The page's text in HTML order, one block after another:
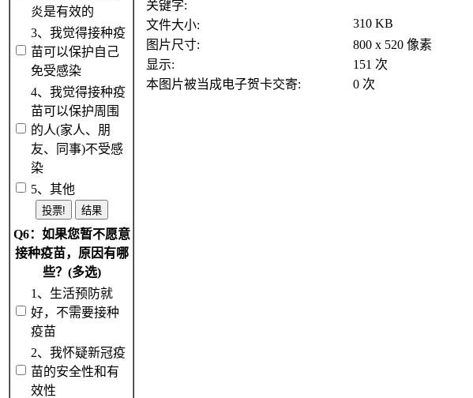
炎是有效的
3、我觉得接种疫
苗可以保护自己
免受感染
4、我觉得接种疫
苗可以保护周围
的人(家人、朋
友、同事)不受感
染
5、其他
Q6：如果您暂不愿意
接种疫苗，原因有哪
些？(多选)
1、生活预防就
好，不需要接种
疫苗
2、我怀疑新冠疫
苗的安全性和有
效性
关键字:
文件大小:
310 KB
图片尺寸:
800 x 520 像素
显示:
151 次
本图片被当成电子贺卡交寄:
0 次